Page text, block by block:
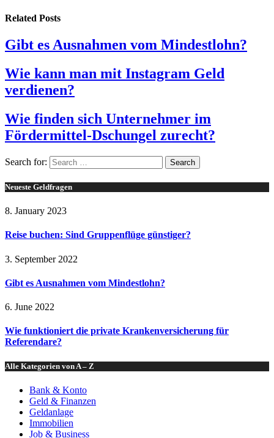
Related Posts
Gibt es Ausnahmen vom Mindestlohn?
Wie kann man mit Instagram Geld
verdienen?
Wie finden sich Unternehmer im
Fördermittel-Dschungel zurecht?
Search for:
Neueste Geldfragen
8. January 2023
Reise buchen: Sind Gruppenflüge günstiger?
3. September 2022
Gibt es Ausnahmen vom Mindestlohn?
6. June 2022
Wie funktioniert die private Krankenversicherung für
Referendare?
Alle Kategorien von A – Z
Bank & Konto
Geld & Finanzen
Geldanlage
Immobilien
Job & Business